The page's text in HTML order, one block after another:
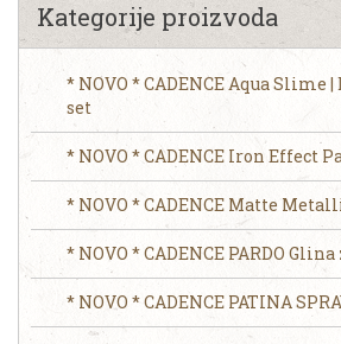
Kategorije proizvoda
* NOVO * CADENCE Aqua Slime
set
* NOVO * CADENCE Iron Effect
* NOVO * CADENCE Matte
* NOVO * CADENCE PARDO
* NOVO * CADENCE PATINA